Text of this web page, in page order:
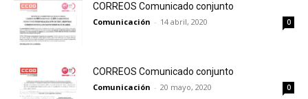
CORREOS Comunicado conjunto
Comunicación - 14 abril, 2020 0
CORREOS Comunicado conjunto
Comunicación - 20 mayo, 2020 0